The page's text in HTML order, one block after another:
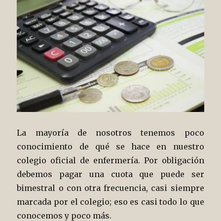
La mayoría de nosotros tenemos poco
conocimiento de qué se hace en nuestro
colegio oficial de enfermería. Por obligación
debemos pagar una cuota que puede ser
bimestral o con otra frecuencia, casi siempre
marcada por el colegio; eso es casi todo lo que
conocemos y poco más.